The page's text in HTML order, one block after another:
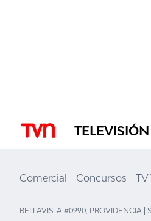
Comercial Concursos
BELLAVISTA #0990, PROVIDENCIA |